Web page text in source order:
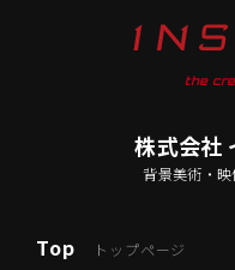
the
株式会社
背景美術・
Top トップページ